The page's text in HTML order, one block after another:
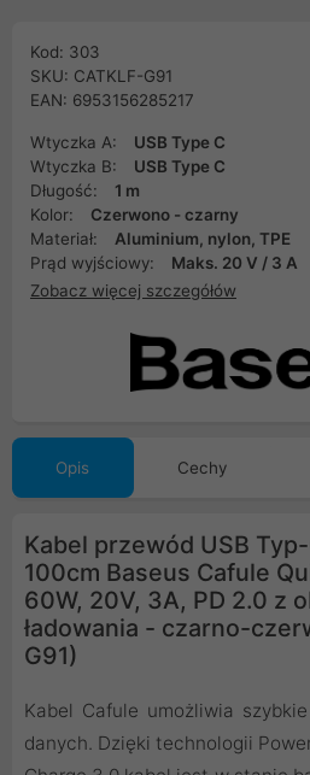
Kod: 303
SKU: CATKLF-G91
EAN: 6953156285217
Wtyczka A:
USB Type C
Wtyczka B:
USB Type C
Długość:
1 m
Kolor:
Czerwono - czarny
Materiał:
Aluminium, nylon, TPE
Prąd wyjściowy:
Maks. 20 V / 3 A
Zobacz więcej szczegółów
Opis Cechy
Kabel przewód USB
100cm Baseus Cafule
60W, 20V, 3A, PD 2.0 z
ładowania - czarno-
G91)
Kabel Cafule umożliwia
danych. Dzięki technologii